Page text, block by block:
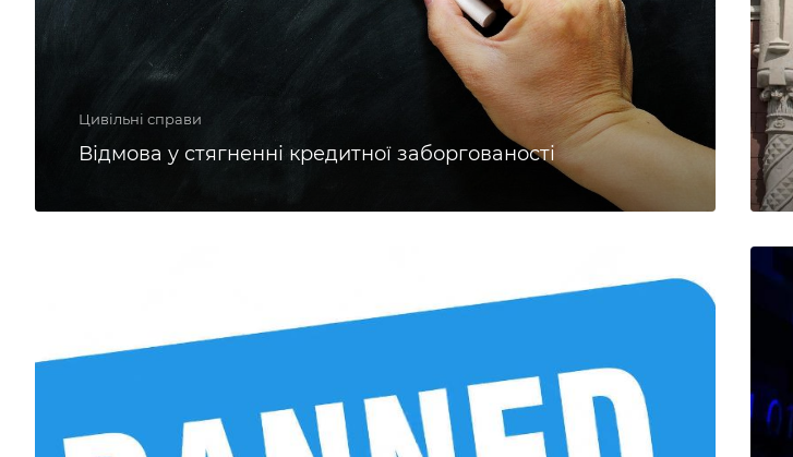
Цивільні справи
Відмова у стягненні кредитної заборгованості